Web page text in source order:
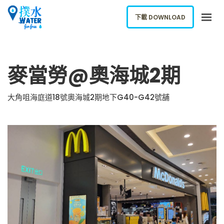
下載應用
網誌
ENGLISH
下載 DOWNLOAD
麥當勞@奧海城2期
大角咀海庭道18號奧海城2期地下G40-G42號舖
下載 DOWNLOAD